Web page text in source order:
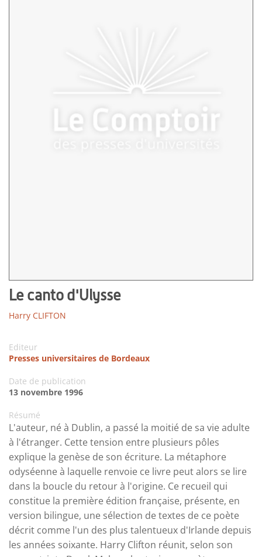
Le canto d'Ulysse
Harry CLIFTON
Editeur
Presses universitaires de Bordeaux
Date de publication
13 novembre 1996
Résumé
L'auteur, né à Dublin, a passé la moitié de sa vie adulte
à l'étranger. Cette tension entre plusieurs pôles
explique la genèse de son écriture. La métaphore
odyséenne à laquelle renvoie ce livre peut alors se lire
dans la boucle du retour à l'origine. Ce recueil qui
constitue la première édition française, présente, en
version bilingue, une sélection de textes de ce poète
décrit comme l'un des plus talentueux d'Irlande depuis
les années soixante. Harry Clifton réunit, selon son